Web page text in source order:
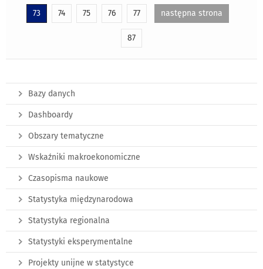
73 74 75 76 77 następna strona
87
Bazy danych
Dashboardy
Obszary tematyczne
Wskaźniki makroekonomiczne
Czasopisma naukowe
Statystyka międzynarodowa
Statystyka regionalna
Statystyki eksperymentalne
Projekty unijne w statystyce